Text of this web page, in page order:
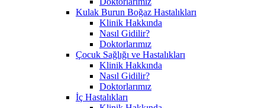
Kulak Burun Boğaz Hastalıkları
Klinik Hakkında
Nasıl Gidilir?
Doktorlarımız
Çocuk Sağlığı ve Hastalıkları
Klinik Hakkında
Nasıl Gidilir?
Doktorlarımız
İç Hastalıkları